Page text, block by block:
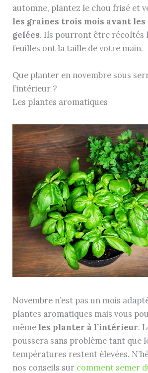
automne, plantez le chou frisé et
les graines trois mois avant
gelées. Ils pourront être récoltés
feuilles ont la taille de votre main.
Que planter en novembre sous
l’intérieur ?
Les plantes aromatiques
Novembre n’est pas un mois
plantes aromatiques mais vous
même les planter à l’intérieur.
poussera sans problème tant que
températures restent élevées.
nos conseils sur comment semer